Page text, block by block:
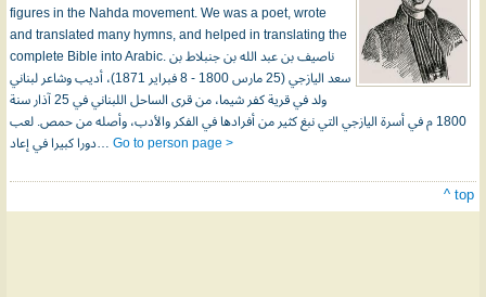
figures in the Nahda movement. We was a poet, wrote
and translated many hymns, and helped in translating the
complete Bible into Arabic. ناصيف بن عبد الله بن جنبلاط بن
سعد اليازجي (25 مارس 1800 - 8 فبراير 1871)، أديب وشاعر لبناني
ولد في قرية كفر شيما، من قرى الساحل اللبناني في 25 آذار سنة
1800 م في أسرة اليازجي التي نبغ كثير من أفرادها في الفكر والأدب، وأصله من حمص. لعب
Go to person page >
^ top